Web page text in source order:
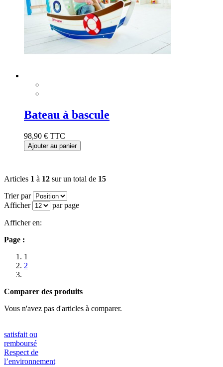
Bateau à bascule
98,90 € TTC
Ajouter au panier
Articles 1 à 12 sur un total de 15
Trier par
Afficher
par page
Afficher en:
Page :
1
2
Comparer des produits
Vous n'avez pas d'articles à comparer.
satisfait ou
remboursé
Respect de
l’environnement